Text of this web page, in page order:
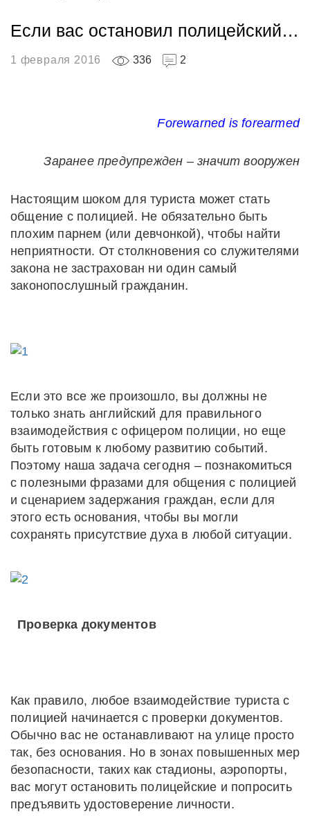
Если вас остановил полицейский…
1 февраля 2016 336 2
Forewarned is forearmed
Заранее предупрежден – значит вооружен
Настоящим шоком для туриста может стать
общение с полицией. Не обязательно быть
плохим парнем (или девчонкой), чтобы найти
неприятности. От столкновения со служителями
закона не застрахован ни один самый
законопослушный гражданин.
Если это все же произошло, вы должны не
только знать английский для правильного
взаимодействия с офицером полиции, но еще
быть готовым к любому развитию событий.
Поэтому наша задача сегодня – познакомиться
с полезными фразами для общения с полицией
и сценарием задержания граждан, если для
этого есть основания, чтобы вы могли
сохранять присутствие духа в любой ситуации.
Проверка документов
Как правило, любое взаимодействие туриста с
полицией начинается с проверки документов.
Обычно вас не останавливают на улице просто
так, без основания. Но в зонах повышенных мер
безопасности, таких как стадионы, аэропорты,
вас могут остановить полицейские и попросить
предъявить удостоверение личности.